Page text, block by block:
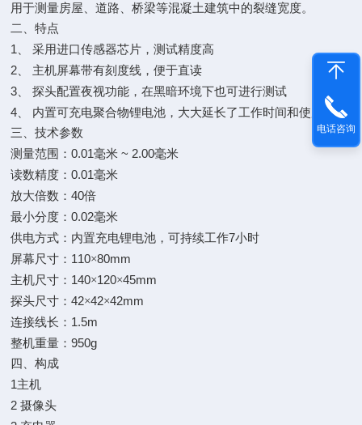
用于测量房屋、道路、桥梁等混凝土建筑中的裂缝宽度。
二、特点
1 采用进口传感器芯片，测试精度高
2 主机屏幕带有刻度线，便于直读
3 探头配置夜视功能，在黑暗环境下也可进行测试
4
内置可充电聚合物锂电池，大大延长了工作时间和使用寿命
三、技术参数
测量范围：0.01毫米 ~ 2.00毫米
读数精度：0.01毫米
放大倍数：40倍
最小分度：0.02毫米
供电方式：内置充电锂电池，可持续工作7小时
屏幕尺寸： 110×80mm
主机尺寸： 140×120×45mm
探头尺寸：42×42×42mm
连接线长： 1.5m
整机重量：950g
四、构成
1主机
2摄像头
电话咨询